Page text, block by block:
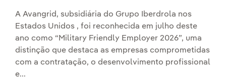
A Avangrid, subsidiária do Grupo Iberdrola nos
Estados Unidos , foi reconhecida em julho deste
ano como “Military Friendly Employer 2026”, uma
distinção que destaca as empresas comprometidas
com a contratação, o desenvolvimento profissional
e...